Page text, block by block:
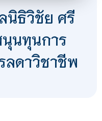
นิธิวิชัย ศรี
นทุนการ
ลดาวิชาชีพ